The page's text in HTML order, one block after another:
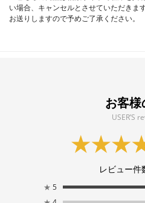
い場合、キャンセルとさせていただきま
お送りしますので予めご了承ください。
お客様
USER’S
レビュー件
★ 5